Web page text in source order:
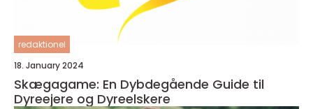
redaktionel
18. January 2024
Skægagame: En Dybdegående Guide til
Dyreejere og Dyreelskere